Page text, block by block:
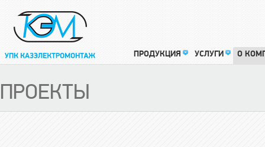
ПРОДУКЦИЯ УСЛУГИ О
ПРОЕКТЫ